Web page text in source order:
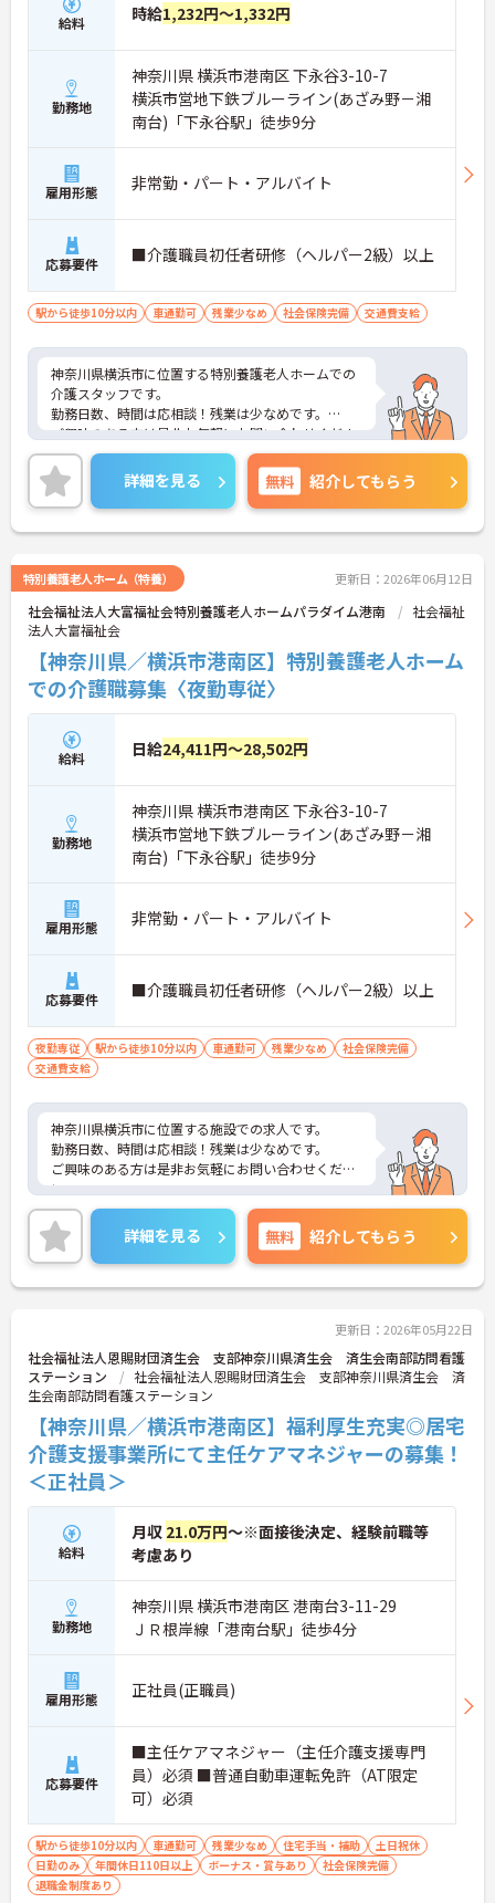
給料 時給1,232円～1,332円
勤務地
神奈川県 横浜市港南区 下永谷3-10-7
横浜市営地下鉄ブルーライン(あざみ野－湘
南台)「下永谷駅」徒歩9分
雇用形態 非常勤・パート・アルバイト
応募要件 ■介護職員初任者研修（ヘルパー2級）以上
駅から徒歩10分以内 車通勤可 残業少なめ 社会保険完備 交通費支給
神奈川県横浜市に位置する特別養護老人ホームでの
介護スタッフです。
勤務日数、時間は応相談！残業は少なめです。
ご興味のある方は是非お気軽にお問い合わせくださ
い。
詳細を見る 無料 紹介してもらう
特別養護老人ホーム（特養） 更新日：2026年06月12日
社会福祉法人大富福祉会特別養護老人ホームパラダイム港南
社会福祉
法人大富福祉会
【神奈川県／横浜市港南区】特別養護老人ホーム
での介護職募集〈夜勤専従〉
給料 日給24,411円～28,502円
勤務地
神奈川県 横浜市港南区 下永谷3-10-7
横浜市営地下鉄ブルーライン(あざみ野－湘
南台)「下永谷駅」徒歩9分
雇用形態 非常勤・パート・アルバイト
応募要件 ■介護職員初任者研修（ヘルパー2級）以上
夜勤専従 駅から徒歩10分以内 車通勤可 残業少なめ
社会保険完備
交通費支給
神奈川県横浜市に位置する施設での求人です。
勤務日数、時間は応相談！残業は少なめです。
ご興味のある方は是非お気軽にお問い合わせくださ
い。
詳細を見る 無料 紹介してもらう
更新日：2026年05月22日
社会福祉法人恩賜財団済生会 支部神奈川県済生会 済生会南部訪問看護
ステーション
社会福祉法人恩賜財団済生会 支部神奈川県済生会 済
生会南部訪問看護ステーション
【神奈川県／横浜市港南区】福利厚生充実◎居宅
介護支援事業所にて主任ケアマネジャーの募集！
＜正社員＞
給料
月収 21.0万円～※面接後決定、経験前職等
考慮あり
勤務地
神奈川県 横浜市港南区 港南台3-11-29
ＪＲ根岸線「港南台駅」徒歩4分
雇用形態 正社員(正職員)
応募要件
■主任ケアマネジャー（主任介護支援専門
員）必須 ■普通自動車運転免許（AT限定
可）必須
駅から徒歩10分以内 車通勤可 残業少なめ 住宅手当・補助
土日祝休
日勤のみ
年間休日110日以上 ボーナス・賞与あり
社会保険完備
退職金制度あり